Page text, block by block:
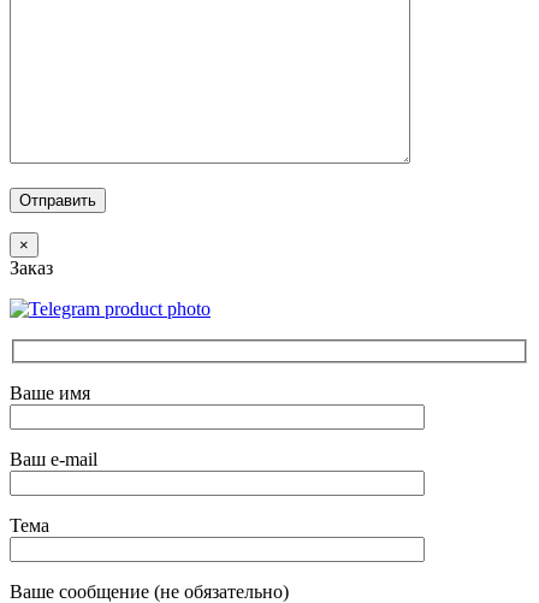
×
Заказ
Ваше имя
Ваш e-mail
Тема
Ваше сообщение (не обязательно)